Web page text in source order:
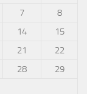
7
8
14
15
21
22
28
29